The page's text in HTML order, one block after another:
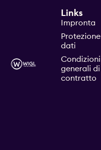
Links
Impronta
Protezione
dati
Condizioni
generali di
contratto